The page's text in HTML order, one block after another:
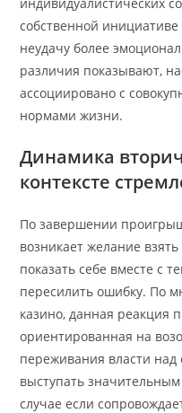
собственной
неудачу более
различия показывают,
ассоциировано с
нормами жизни.
Динамика
контексте
По завершении
возникает желание
показать себе вместе с
пересилить ошибку. По
казино, данная реакция
ориентированная на
переживания власти над
выступать
случае если